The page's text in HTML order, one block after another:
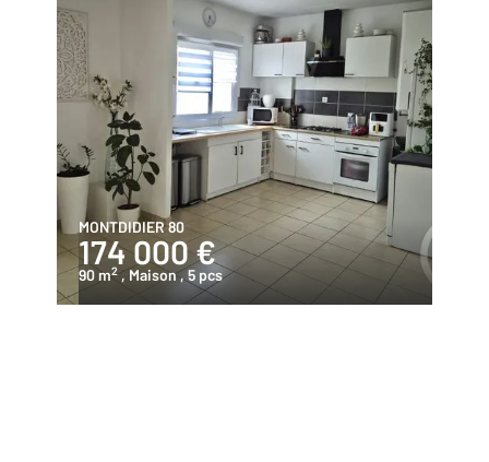
MONTDIDIER 80
174 000 €
90 m2 , Maison, 5 pcs